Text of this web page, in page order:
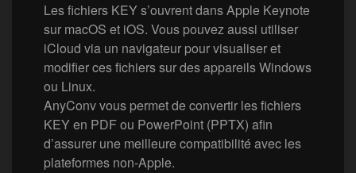
Les fichiers KEY s’ouvrent dans Apple Keynote
sur macOS et iOS. Vous pouvez aussi utiliser
iCloud via un navigateur pour visualiser et
modifier ces fichiers sur des appareils Windows
ou Linux.
AnyConv vous permet de convertir les fichiers
KEY en PDF ou PowerPoint (PPTX) afin
d’assurer une meilleure compatibilité avec les
plateformes non-Apple.